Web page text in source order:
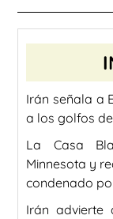
Irán señala a
a los golfos
La Casa
Minnesota y
condenado
Irán advierte